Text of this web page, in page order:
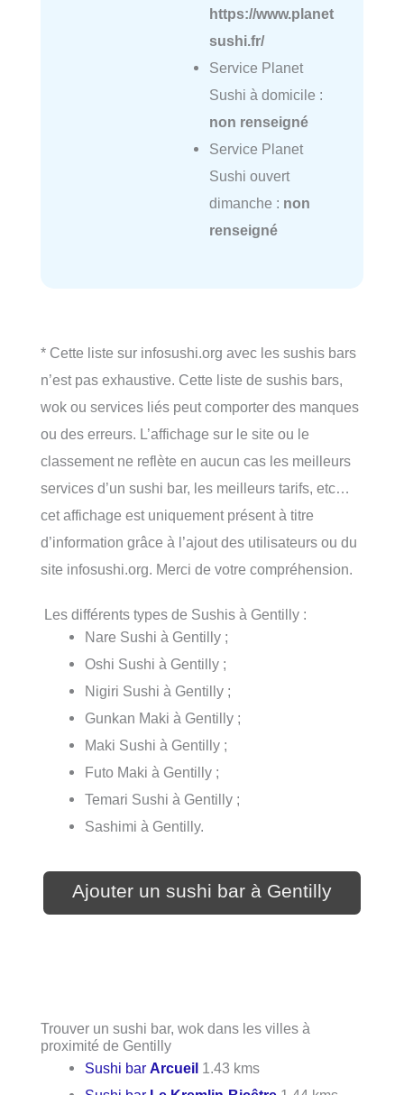
https://www.planet
sushi.fr/
Service Planet
Sushi à domicile :
non renseigné
Service Planet
Sushi ouvert
dimanche : non
renseigné
* Cette liste sur infosushi.org avec les sushis bars
n’est pas exhaustive. Cette liste de sushis bars,
wok ou services liés peut comporter des manques
ou des erreurs. L’affichage sur le site ou le
classement ne reflète en aucun cas les meilleurs
services d’un sushi bar, les meilleurs tarifs, etc…
cet affichage est uniquement présent à titre
d’information grâce à l’ajout des utilisateurs ou du
site infosushi.org. Merci de votre compréhension.
Les différents types de Sushis à Gentilly :
Nare Sushi à Gentilly ;
Oshi Sushi à Gentilly ;
Nigiri Sushi à Gentilly ;
Gunkan Maki à Gentilly ;
Maki Sushi à Gentilly ;
Futo Maki à Gentilly ;
Temari Sushi à Gentilly ;
Sashimi à Gentilly.
Ajouter un sushi bar à Gentilly
Trouver un sushi bar, wok dans les villes à
proximité de Gentilly
Sushi bar Arcueil 1.43 kms